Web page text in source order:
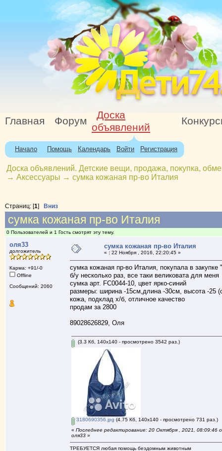
Главная Форум
Доска
объявлений
Начало Помощь Календарь Войти Регистрация
Доска объявлений. Детские вещи, продажа, покупка,
→ Аксессуары → сумка кожаная пр-во Италия
Страниц: [1] Вниз
сумка кожаная пр-во Италия
0 Пользователей и 1 Гость смотрят эту тему.
оля33
долгожитель
Карма: +91/-0
Offline
Сообщений: 2060
сумка кожаная пр-во Италия
« :22 Ноября , 2016, 22:20:45 »
сумка кожаная пр-во Италия, покупала в закупке
б/у несколько раз, все таки великовата для меня
сумка арт. FC0044-10, цвет ярко-синий
размеры: ширина -15см,длина -30см, высота -25
кожа, подклад х/б, отличное качество
продам за 2800
89028626829, Оля
(3.3 Кб, 140x140 - просмотрено 3542 раз.)
3180690356.jpg (4.75 Кб, 140x140 - просмотрено 731 раз.)
« Последнее редактирование: 20 Октября , 2021, 08:09:46
оля33»
ТРЕБУЕТСЯ любая помощь бездомным животным